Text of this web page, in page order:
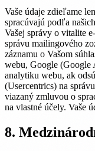
Vaše údaje zdieľame
spracúvajú podľa
Vašej správy o vitalite
správu mailingového
záznamu o Vašom
webu, Google (Google
analytiku webu, ak
(Usercentrics) na
viazaný zmluvou o
na vlastné účely. Vaše
8.